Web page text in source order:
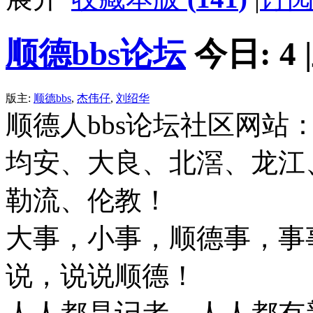
顺德bbs论坛 今日: 4 |
版主: 顺德bbs, 杰伟仔, 刘绍华
顺德人bbs论坛社区网站
均安、大良、北滘、龙
勒流、伦教！
大事，小事，顺德事，
说，说说顺德！